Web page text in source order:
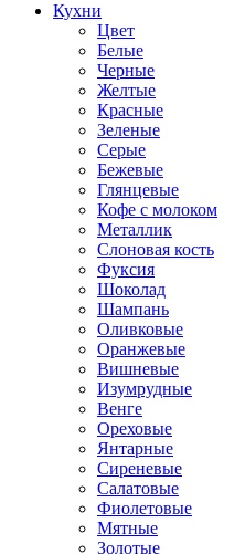
Кухни
Цвет
Белые
Черные
Желтые
Красные
Зеленые
Серые
Бежевые
Глянцевые
Кофе с молоком
Металлик
Слоновая кость
Фуксия
Шоколад
Шампань
Оливковые
Оранжевые
Вишневые
Изумрудные
Венге
Ореховые
Янтарные
Сиреневые
Салатовые
Фиолетовые
Мятные
Золотые